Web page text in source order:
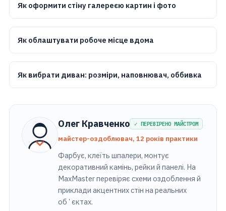
Як оформити стіну галереєю картин і фото
Як облаштувати робоче місце вдома
Як вибрати диван: розміри, наповнювач, оббивка
Олег Кравченко ✓ ПЕРЕВІРЕНО МАЙСТРОМ
майстер-оздоблювач, 12 років практики
Фарбує, клеїть шпалери, монтує
декоративний камінь, рейки й панелі. На
MaxMaster перевіряє схеми оздоблення й
приклади акцентних стін на реальних
обʼєктах.